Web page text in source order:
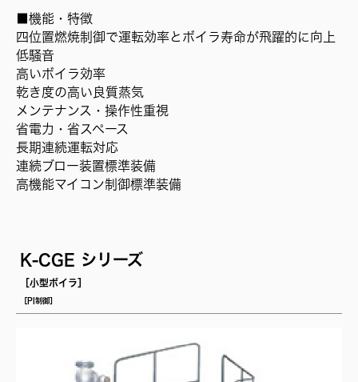
■機能・特徴
四位置燃焼制御で運転効率とボイラ寿命が飛躍的に向上
低騒音
高いボイラ効率
乾き度の高い良質蒸気
メンテナンス・操作性重視
省電力・省スペース
長期連続運転対応
連続ブロー装置標準装備
高機能マイコン制御標準装備
K-CGE シリーズ
［小型ボイラ］
［PI制御］